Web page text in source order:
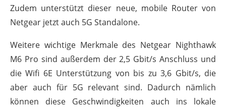
Zudem unterstützt dieser neue, mobile Router von
Netgear jetzt auch 5G Standalone.
Weitere wichtige Merkmale des Netgear Nighthawk
M6 Pro sind außerdem der 2,5 Gbit/s Anschluss und
die Wifi 6E Unterstützung von bis zu 3,6 Gbit/s, die
aber auch für 5G relevant sind. Dadurch nämlich
können diese Geschwindigkeiten auch ins lokale